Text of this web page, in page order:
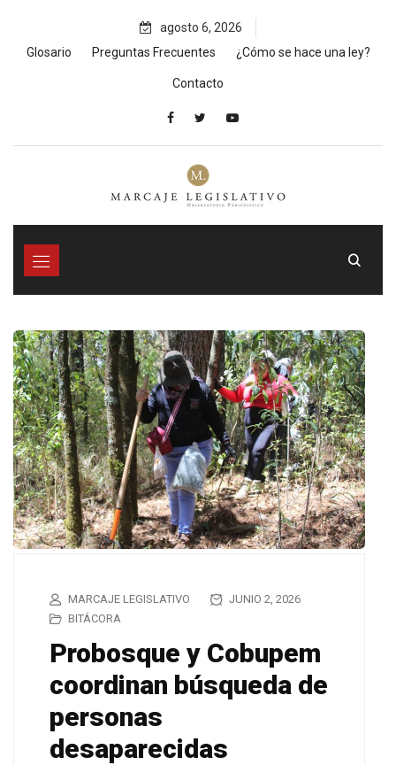
content
agosto 6, 2026
Glosario
Preguntas Frecuentes ¿Cómo se hace una ley?
Contacto
MARCAJE LEGISLATIVO
JUNIO 2, 2026
BITÁCORA
Probosque y Cobupem
coordinan búsqueda de
personas
desaparecidas